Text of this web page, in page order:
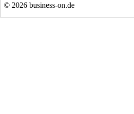
© 2026 business-on.de